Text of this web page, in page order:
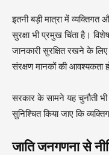
इतनी बड़ी मात्रा में
सुरक्षा भी प्रमुख चिंता है।
जानकारी सुरक्षित रखने के
संरक्षण मानकों की आवश्यकता
सरकार के सामने यह चुनौती भी
सुनिश्चित किया जाए कि
जाति जनगणना से